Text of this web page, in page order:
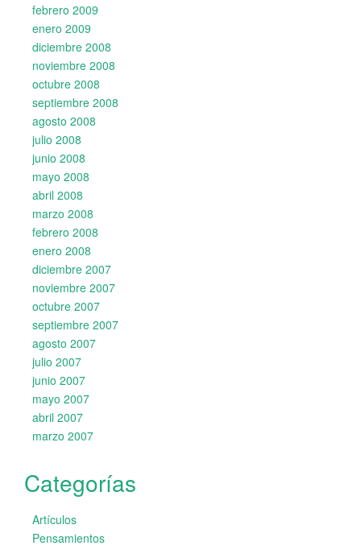
febrero 2009
enero 2009
diciembre 2008
noviembre 2008
octubre 2008
septiembre 2008
agosto 2008
julio 2008
junio 2008
mayo 2008
abril 2008
marzo 2008
febrero 2008
enero 2008
diciembre 2007
noviembre 2007
octubre 2007
septiembre 2007
agosto 2007
julio 2007
junio 2007
mayo 2007
abril 2007
marzo 2007
Categorías
Artículos
Pensamientos